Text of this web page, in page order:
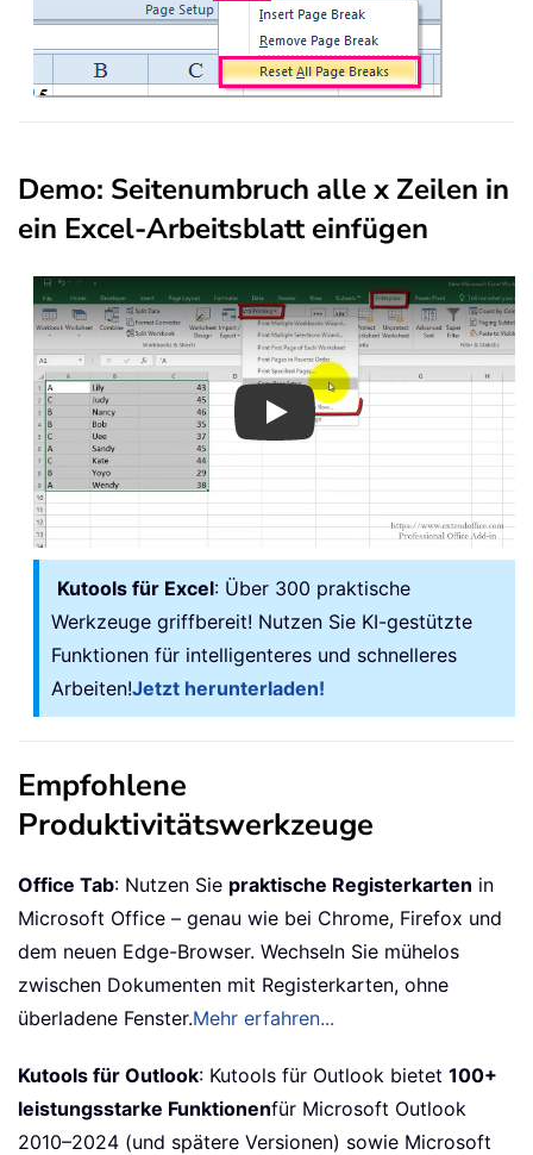
Demo: Seitenumbruch alle x Zeilen in
ein Excel-Arbeitsblatt einfügen
Play
Kutools für Excel: Über 300 praktische
Werkzeuge griffbereit! Nutzen Sie KI-gestützte
Funktionen für intelligenteres und schnelleres
Arbeiten!Jetzt herunterladen!
Empfohlene
Produktivitätswerkzeuge
Office Tab: Nutzen Sie praktische Registerkarten in
Microsoft Office – genau wie bei Chrome, Firefox und
dem neuen Edge-Browser. Wechseln Sie mühelos
zwischen Dokumenten mit Registerkarten, ohne
überladene Fenster.Mehr erfahren...
Kutools für Outlook: Kutools für Outlook bietet 100+
leistungsstarke Funktionenfür Microsoft Outlook
2010–2024 (und spätere Versionen) sowie Microsoft